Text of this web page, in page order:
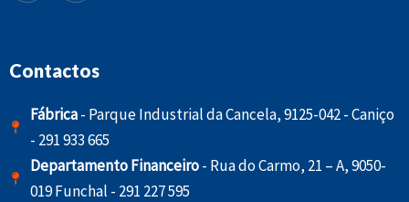
Contactos
Fábrica- Parque Industrial da Cancela, 9125-042 - Caniço
- 291 933 665
Departamento Financeiro- Rua do Carmo, 21 – A, 9050-
019 Funchal - 291 227 595